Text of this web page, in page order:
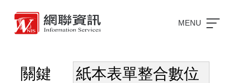
MENU
關鍵
紙本表單整合數位